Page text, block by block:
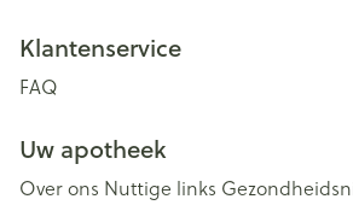
Klantenservice
FAQ
Uw apotheek
Over ons Nuttige links